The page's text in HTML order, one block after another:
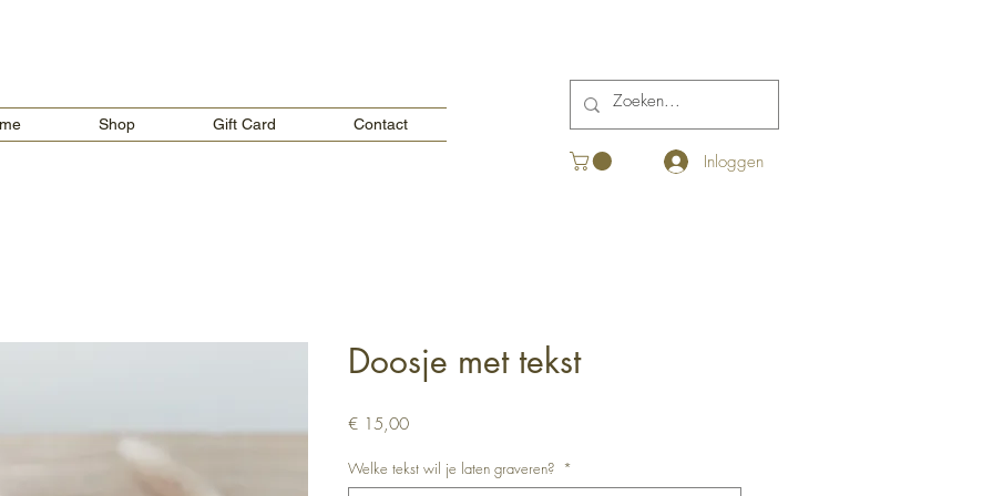
Shop Gift Card Contact
Inloggen
Doosje met tekst
€ 15,00Prijs
Welke tekst wil je laten graveren? *